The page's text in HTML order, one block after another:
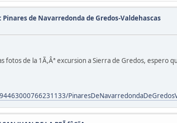
Pinares de Navarredonda de Gredos-Valdehascas
fotos de la 1Ã,Âª excursion a Sierra de Gredos, espero